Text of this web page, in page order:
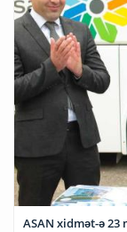
ASAN xidmət-ə 23